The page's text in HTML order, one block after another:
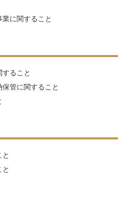
に関すること
ること
管に関すること